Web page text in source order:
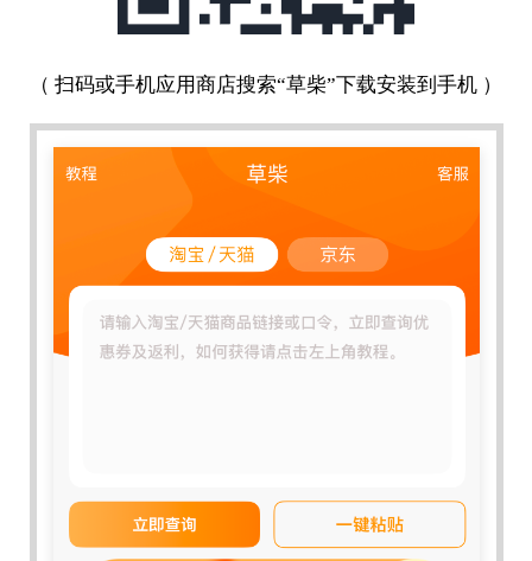
（ 扫码或手机应用商店搜索“草柴”下载安装到手机 ）